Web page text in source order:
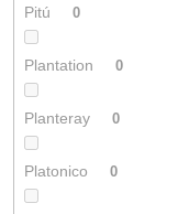
Pitú 0
Plantation 0
Planteray 0
Platonico 0